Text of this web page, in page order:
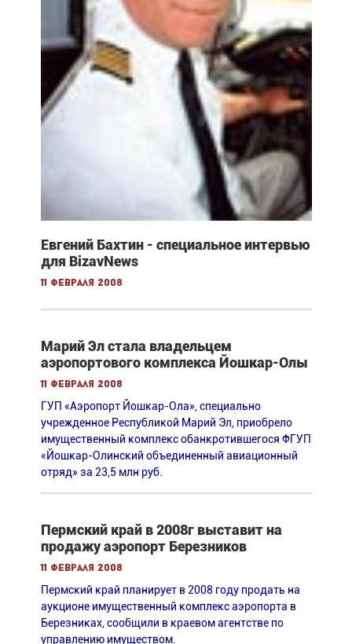
Евгений Бахтин - специальное интервью
для BizavNews
11 февраля 2008
Марий Эл стала владельцем
аэропортового комплекса Йошкар-Олы
11 февраля 2008
ГУП «Аэропорт Йошкар-Ола», специально
учрежденное Республикой Марий Эл, приобрело
имущественный комплекс обанкротившегося ФГУП
«Йошкар-Олинский объединенный авиационный
отряд» за 23,5 млн руб.
Пермский край в 2008г выставит на
продажу аэропорт Березников
11 февраля 2008
Пермский край планирует в 2008 году продать на
аукционе имущественный комплекс аэропорта в
Березниках, сообщили в краевом агентстве по
управлению имуществом.